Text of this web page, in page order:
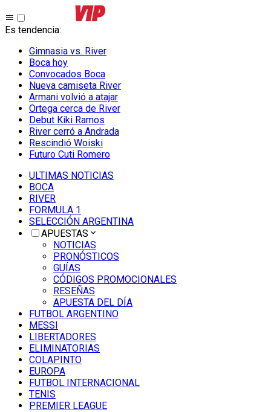
Es tendencia:
Gimnasia vs. River
Boca hoy
Convocados Boca
Nueva camiseta River
Armani volvió a atajar
Ortega cerca de River
Debut Kiki Ramos
River cerró a Andrada
Rescindió Woiski
Futuro Cuti Romero
ULTIMAS NOTICIAS
BOCA
RIVER
FORMULA 1
SELECCIÓN ARGENTINA
APUESTAS
NOTICIAS
PRONÓSTICOS
GUÍAS
CÓDIGOS PROMOCIONALES
RESEÑAS
APUESTA DEL DÍA
FUTBOL ARGENTINO
MESSI
LIBERTADORES
ELIMINATORIAS
COLAPINTO
EUROPA
FUTBOL INTERNACIONAL
TENIS
PREMIER LEAGUE